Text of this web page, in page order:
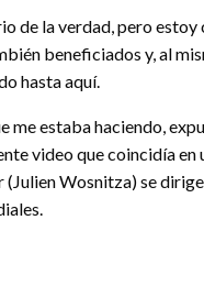
de la verdad, pero estoy
beneficiados y, al
hasta aquí.
me estaba haciendo,
video que coincidía
Wosnitza) se